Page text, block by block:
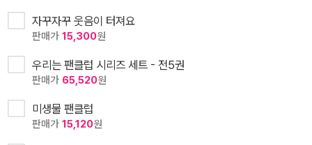
자꾸자꾸 웃음이 터져요
판매가 15,300원
우리는 팬클럽 시리즈 세트 - 전5권
판매가 65,520원
미생물 팬클럽
판매가 15,120원